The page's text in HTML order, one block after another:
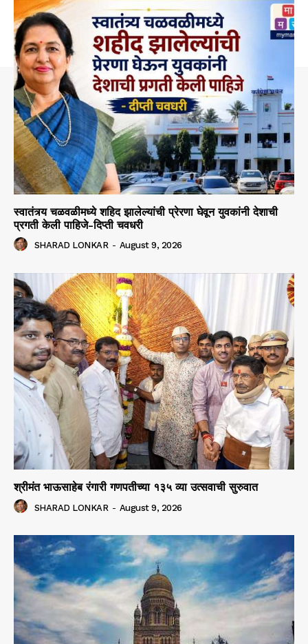
स्वातंत्र्य चळवळीमध्ये शहिद झालेल्यांची प्रेरणा घेवून युवकांनी देशाची
प्रगती केली पाहिजे-दिप्ती चवधरी
SHARAD LONKAR - August 9, 2026
श्रीमंत भाऊसाहेब रंगारी गणपतीच्या १३५ व्या उत्सवाची सुरुवात
SHARAD LONKAR - August 9, 2026